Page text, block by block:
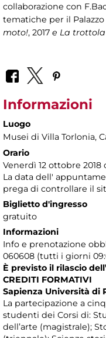
collaborazione con
tematiche per il
moto!, 2017 e La
Informazioni
Luogo
Musei di Villa Torlonia,
Orario
Venerdì 12 ottobre 2018
La data dell'
prega di controllare il
Biglietto d'ingresso
gratuito
Informazioni
Info e prenotazione
060608 (tutti i giorni
È previsto il rilascio
CREDITI FORMATIVI
Sapienza Università di
La partecipazione a
studenti dei Corsi di:
dell’arte (magistrale);